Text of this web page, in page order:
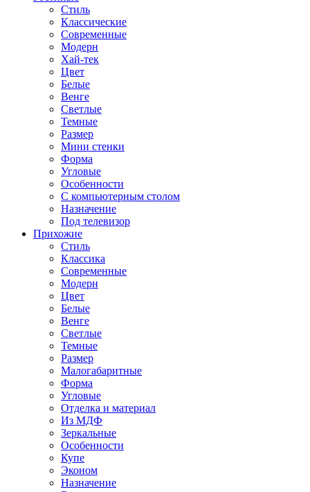
Стиль
Классические
Современные
Модерн
Хай-тек
Цвет
Белые
Венге
Светлые
Темные
Размер
Мини стенки
Форма
Угловые
Особенности
С компьютерным столом
Назначение
Под телевизор
Прихожие
Стиль
Классика
Современные
Модерн
Цвет
Белые
Венге
Светлые
Темные
Размер
Малогабаритные
Форма
Угловые
Отделка и материал
Из МДФ
Зеркальные
Особенности
Купе
Эконом
Назначение